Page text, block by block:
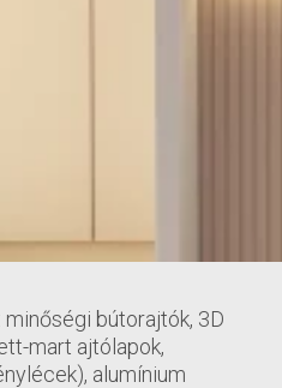
bútorajtók, 3D
mart ajtólapok,
alumínium